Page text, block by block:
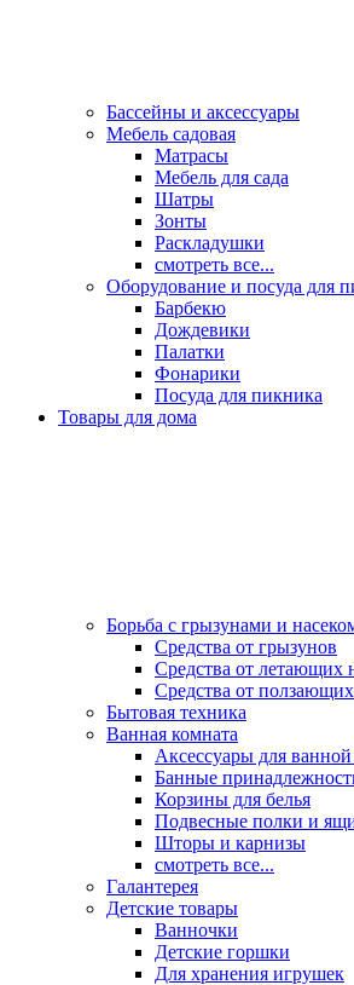
Бассейны и аксессуары
Мебель садовая
Матрасы
Мебель для сада
Шатры
Зонты
Раскладушки
смотреть все...
Оборудование и посуда для
Барбекю
Дождевики
Палатки
Фонарики
Посуда для пикника
Товары для дома
Борьба с грызунами и
Средства от грызунов
Средства от летающих
Средства от
Бытовая техника
Ванная комната
Аксессуары для
Банные
Корзины для белья
Подвесные полки и
Шторы и карнизы
смотреть все...
Галантерея
Детские товары
Ванночки
Детские горшки
Для хранения игрушек